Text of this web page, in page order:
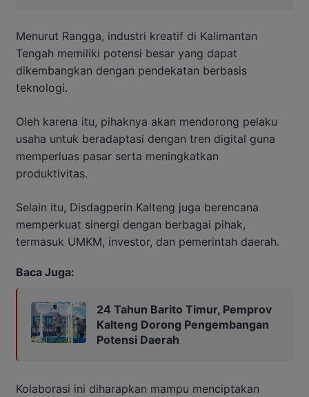
Menurut Rangga, industri kreatif di Kalimantan
Tengah memiliki potensi besar yang dapat
dikembangkan dengan pendekatan berbasis
teknologi.
Oleh karena itu, pihaknya akan mendorong pelaku
usaha untuk beradaptasi dengan tren digital guna
memperluas pasar serta meningkatkan
produktivitas.
Selain itu, Disdagperin Kalteng juga berencana
memperkuat sinergi dengan berbagai pihak,
termasuk UMKM, investor, dan pemerintah daerah.
Baca Juga:
24 Tahun Barito Timur, Pemprov
Kalteng Dorong Pengembangan
Potensi Daerah
Kolaborasi ini diharapkan mampu menciptakan